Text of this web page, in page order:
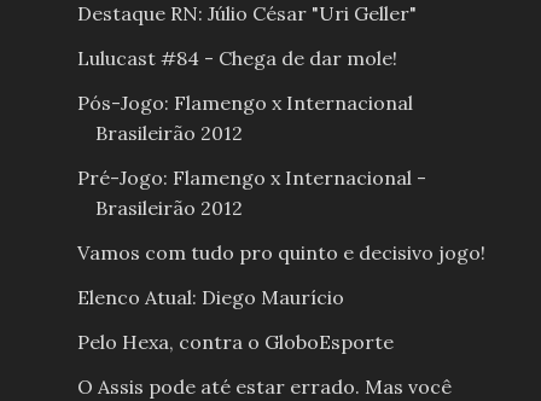
Destaque RN: Júlio César "Uri Geller"
Lulucast #84 - Chega de dar mole!
Pós-Jogo: Flamengo x Internacional
Brasileirão 2012
Pré-Jogo: Flamengo x Internacional -
Brasileirão 2012
Vamos com tudo pro quinto e decisivo jogo!
Elenco Atual: Diego Maurício
Pelo Hexa, contra o GloboEsporte
O Assis pode até estar errado. Mas você